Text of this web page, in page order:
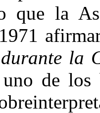
que la
la
uno de